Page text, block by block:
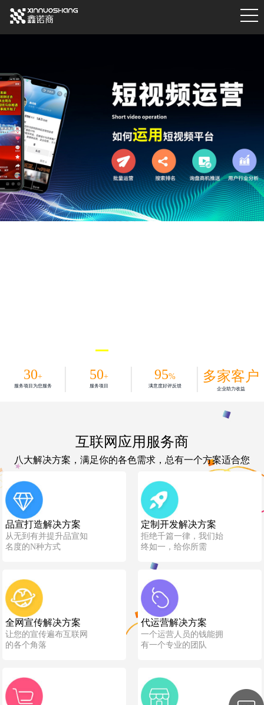
30+
服务项目为您服务
50+
服务项目
95%
满意度好评反馈
多家客户
企业助力收益
互联网应用服务商
八大解决方案，满足你的各色需求，总有一个方案适合您
品宣打造解决方案
从无到有并提升品宣知
名度的N种方式
定制开发解决方案
拒绝千篇一律，我们始
终如一，给你所需
全网宣传解决方案
让您的宣传遍布互联网
的各个角落
代运营解决方案
一个运营人员的钱能拥
有一个专业的团队